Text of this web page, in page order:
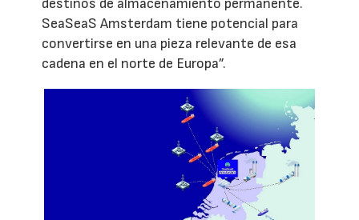
destinos de almacenamiento permanente.
SeaSeaS Amsterdam tiene potencial para
convertirse en una pieza relevante de esa
cadena en el norte de Europa”.